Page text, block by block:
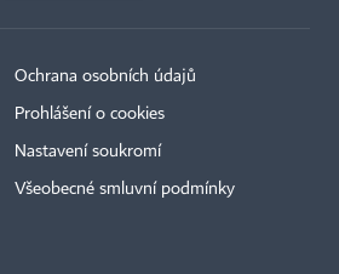
Ochrana osobních údajů
Prohlášení o cookies
Nastavení soukromí
Všeobecné smluvní podmínky